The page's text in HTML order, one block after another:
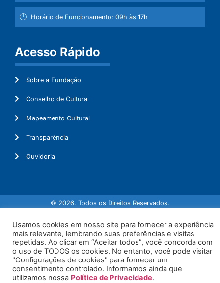
Horário de Funcionamento: 09h às 17h
Acesso Rápido
Sobre a Fundação
Conselho de Cultura
Mapeamento Cultural
Transparência
Ouvidoria
© 2026. Todos os Direitos Reservados.
Usamos cookies em nosso site para fornecer a experiência
mais relevante, lembrando suas preferências e visitas
repetidas. Ao clicar em “Aceitar todos”, você concorda com
o uso de TODOS os cookies. No entanto, você pode visitar
"Configurações de cookies" para fornecer um
consentimento controlado. Informamos ainda que
utilizamos nossa Política de Privacidade.